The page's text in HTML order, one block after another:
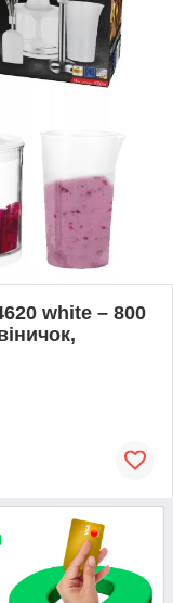
white – 800